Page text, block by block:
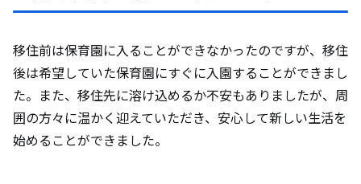
移住前は保育園に入ることができなかったのですが、移住
後は希望していた保育園にすぐに入園することができまし
た。また、移住先に溶け込めるか不安もありましたが、周
囲の方々に温かく迎えていただき、安心して新しい生活を
始めることができました。